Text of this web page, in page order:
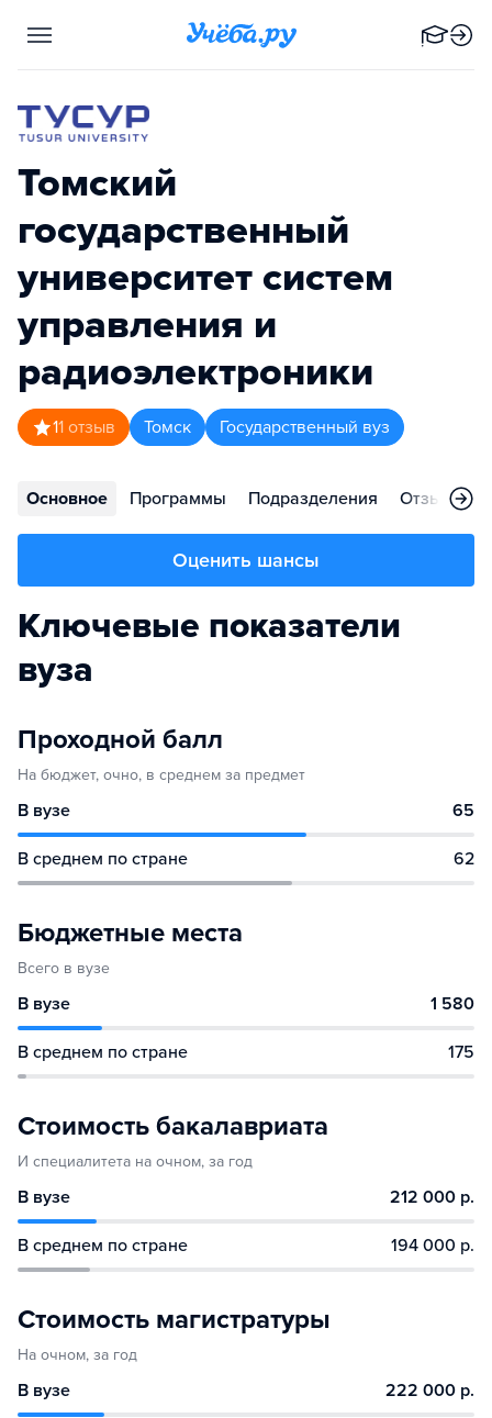
Томский
государственный
университет систем
управления и
радиоэлектроники
11 отзыв Томск Государственный вуз
Основное Программы Подразделения Отзывы
Оценить шансы
Ключевые показатели
вуза
Проходной балл
На бюджет, очно, в среднем за предмет
В вузе 65
В среднем по стране 62
Бюджетные места
Всего в вузе
В вузе 1 580
В среднем по стране 175
Стоимость бакалавриата
И специалитета на очном, за год
В вузе 212 000 р.
В среднем по стране 194 000 р.
Стоимость магистратуры
На очном, за год
В вузе 222 000 р.